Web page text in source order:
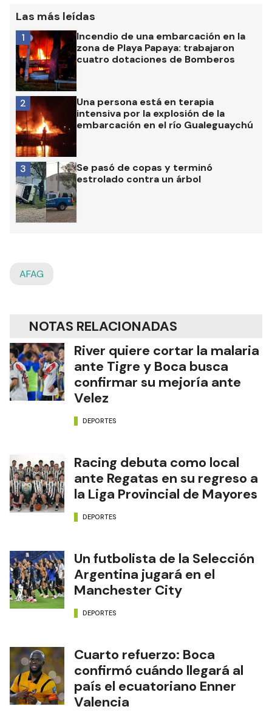
Las más leídas
Incendio de una embarcación en la
zona de Playa Papaya: trabajaron
cuatro dotaciones de Bomberos
1
Una persona está en terapia
intensiva por la explosión de la
embarcación en el río Gualeguaychú
2
Se pasó de copas y terminó
estrolado contra un árbol
3
AFAG
NOTAS RELACIONADAS
River quiere cortar la malaria
ante Tigre y Boca busca
confirmar su mejoría ante
Velez
DEPORTES
Racing debuta como local
ante Regatas en su regreso a
la Liga Provincial de Mayores
DEPORTES
Un futbolista de la Selección
Argentina jugará en el
Manchester City
DEPORTES
Cuarto refuerzo: Boca
confirmó cuándo llegará al
país el ecuatoriano Enner
Valencia